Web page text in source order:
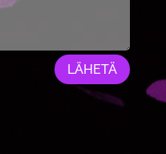
LÄHETÄ